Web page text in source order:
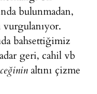
bulunmadan,
bahsettiğimiz
geri, cahil vb
altını çizme